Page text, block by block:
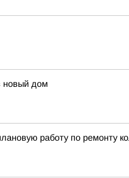
новый дом
работу по ремонту